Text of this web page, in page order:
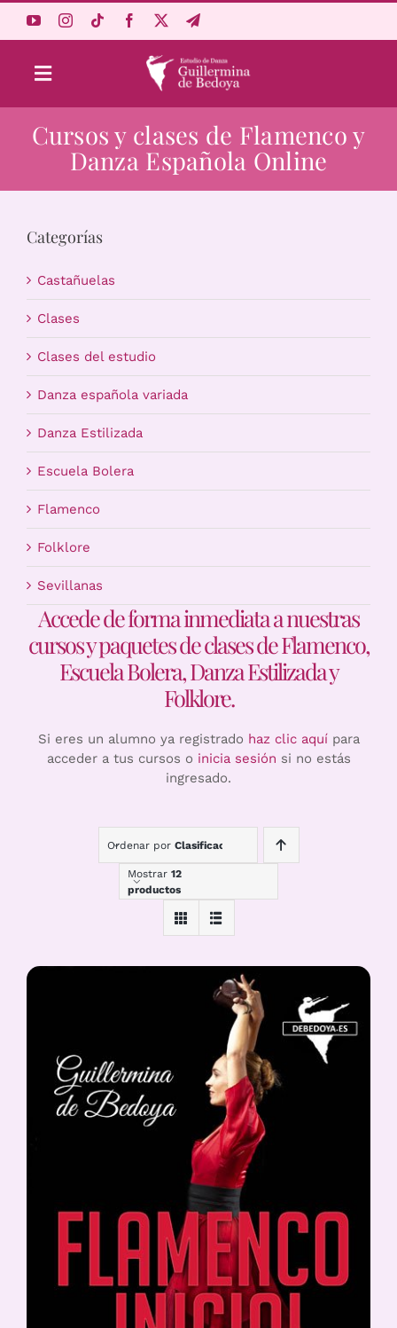
Toggle
Navigation
Aprende Online
Estudio
Carrito
Cursos y clases de Flamenco y
Danza Española Online
Categorías
Castañuelas
Clases
Clases del estudio
Danza española variada
Danza Estilizada
Escuela Bolera
Flamenco
Folklore
Sevillanas
Accede de forma inmediata a nuestras
cursos y paquetes de clases de Flamenco,
Escuela Bolera, Danza Estilizada y
Folklore.
Si eres un alumno ya registrado haz clic aquípara
acceder a tus cursos o inicia sesión si no estás
ingresado.
Ordenar por Clasificación
Mostrar 12
productos